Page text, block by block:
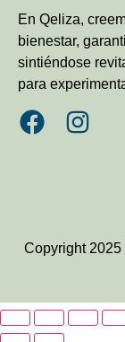
En Qeliza,
bienestar,
sintiéndose
para
Copyright